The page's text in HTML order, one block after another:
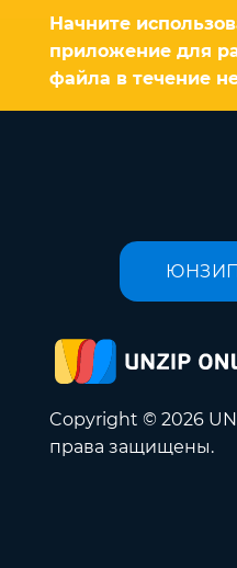
Начните
приложение для
файла в течение
Copyright © 2026
права защищены.